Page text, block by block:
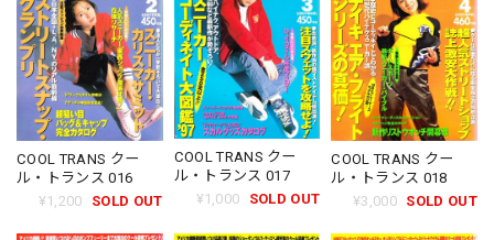
COOL TRANS クー
ル・トランス 016
¥1,200
SOLD OUT
COOL TRANS クー
ル・トランス 017
¥1,000
SOLD OUT
COOL TRANS クー
ル・トランス 018
¥3,000 SOLD OUT